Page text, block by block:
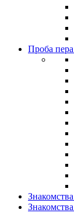
Проба пера
Знакомства
Знакомства